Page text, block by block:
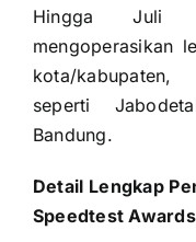
Hingga Juli
mengoperasikan
kota/
seperti
Bandung.
Detail Lengkap
Speedtest